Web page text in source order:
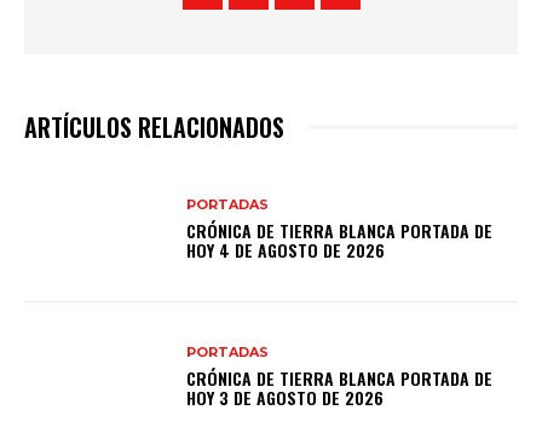
ARTÍCULOS RELACIONADOS
PORTADAS
CRÓNICA DE TIERRA BLANCA PORTADA DE
HOY 4 DE AGOSTO DE 2026
PORTADAS
CRÓNICA DE TIERRA BLANCA PORTADA DE
HOY 3 DE AGOSTO DE 2026